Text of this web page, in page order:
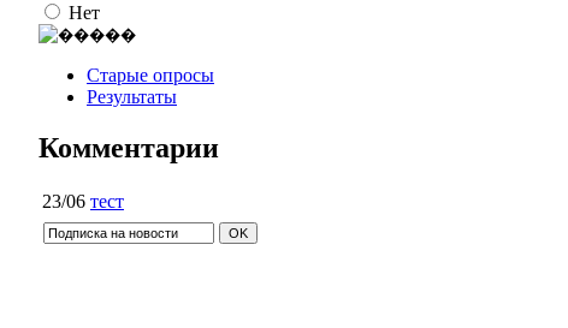
Нет
Старые опросы
Результаты
Комментарии
23/06 тест